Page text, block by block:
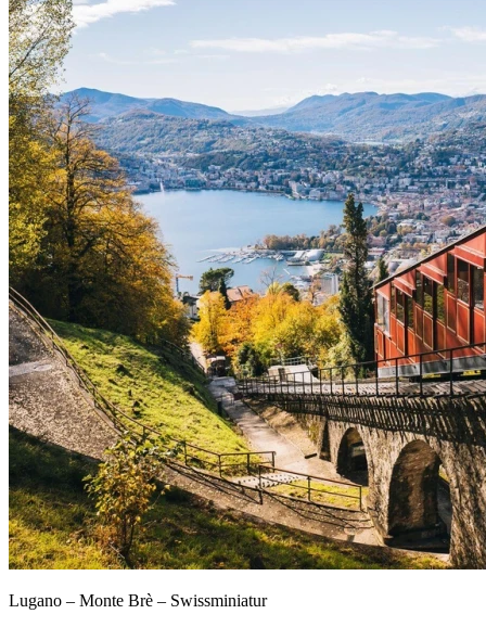
Lugano – Monte Brè – Swissminiatur